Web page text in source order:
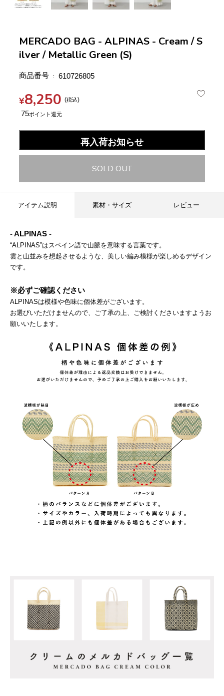
MERCADO BAG - ALPINAS - Cream / S
ilver / Metallic Green (S)
商品番号 610726805
¥8,250 税込
75
再入荷お知らせ
SOLD OUT
アイテム説明 素材・サイズ レビュー
- ALPINAS -
“ALPINAS”はスペイン語で山脈を意味する言葉です。
雲と山並みを想起させるような、美しい編み模様が楽しめるデザイン
です。
※必ずご確認ください
ALPINASは模様や色味に個体差がございます。
お選びいただけませんので、ご了承の上、ご検討くださいますようお
願いいたします。